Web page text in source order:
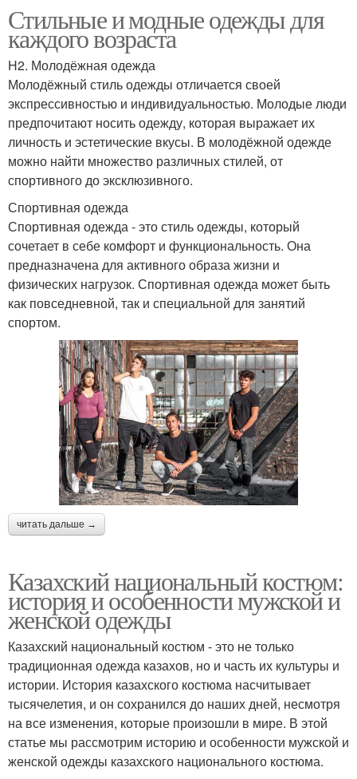
Стильные и модные одежды для
каждого возраста
H2. Молодёжная одежда
Молодёжный стиль одежды отличается своей
экспрессивностью и индивидуальностью. Молодые люди
предпочитают носить одежду, которая выражает их
личность и эстетические вкусы. В молодёжной одежде
можно найти множество различных стилей, от
спортивного до эксклюзивного.
Спортивная одежда
Спортивная одежда - это стиль одежды, который
сочетает в себе комфорт и функциональность. Она
предназначена для активного образа жизни и
физических нагрузок. Спортивная одежда может быть
как повседневной, так и специальной для занятий
спортом.
читать дальше →
Казахский национальный костюм:
история и особенности мужской и
женской одежды
Казахский национальный костюм - это не только
традиционная одежда казахов, но и часть их культуры и
истории. История казахского костюма насчитывает
тысячелетия, и он сохранился до наших дней, несмотря
на все изменения, которые произошли в мире. В этой
статье мы рассмотрим историю и особенности мужской и
женской одежды казахского национального костюма.